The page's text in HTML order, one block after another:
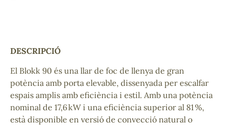
DESCRIPCIÓ
El Blokk 90 és una llar de foc de llenya de gran
potència amb porta elevable, dissenyada per escalfar
espais amplis amb eficiència i estil. Amb una potència
nominal de 17,6 kW i una eficiència superior al 81 %,
està disponible en versió de convecció natural o